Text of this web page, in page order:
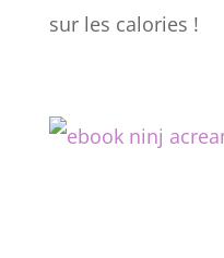
sur les calories !